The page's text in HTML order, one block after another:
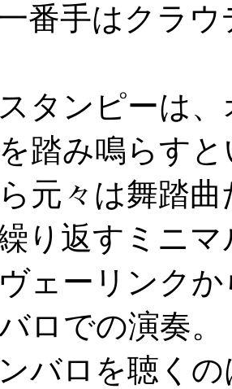
番手はクラ
タンピーは
踏み鳴らす
元々は舞踏
り返すミニ
ェーリンク
ロでの演奏。
バロを聴く